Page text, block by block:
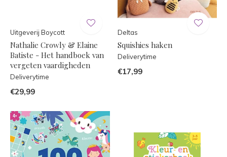
Uitgeverij Boycott
Nathalie Crowly & Elaine
Batiste - Het handboek van
vergeten vaardigheden
Deliverytime
€29,99
Deltas
Squishies haken
Deliverytime
€17,99